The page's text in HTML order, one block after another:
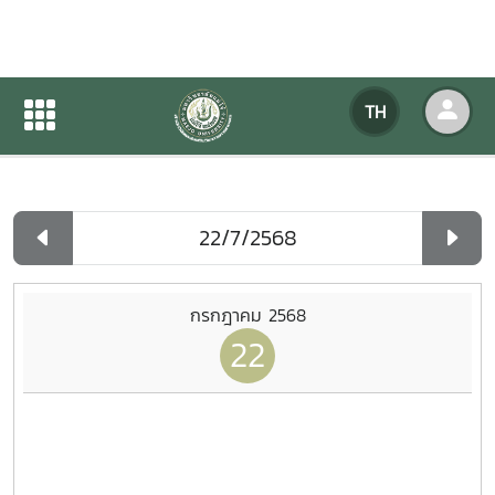
TH
ปฏิทินกิจกรรมของหน่วยงาน
ปฏิทินกิจกรรมของหน่วยงาน
กรกฎาคม 2568
22